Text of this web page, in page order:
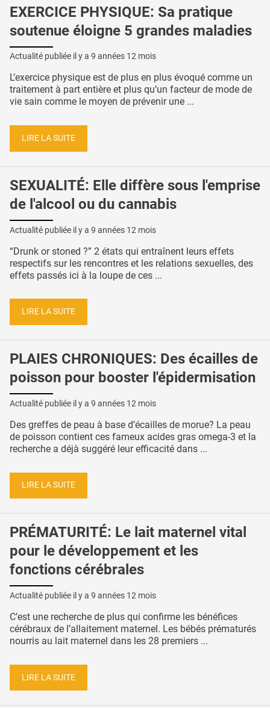
EXERCICE PHYSIQUE: Sa pratique
soutenue éloigne 5 grandes maladies
Actualité publiée il y a 9 années 12 mois
L’exercice physique est de plus en plus évoqué comme un
traitement à part entière et plus qu’un facteur de mode de
vie sain comme le moyen de prévenir une ...
LIRE LA SUITE
SEXUALITÉ: Elle diffère sous l'emprise
de l'alcool ou du cannabis
Actualité publiée il y a 9 années 12 mois
“Drunk or stoned ?” 2 états qui entraînent leurs effets
respectifs sur les rencontres et les relations sexuelles, des
effets passés ici à la loupe de ces ...
LIRE LA SUITE
PLAIES CHRONIQUES: Des écailles de
poisson pour booster l'épidermisation
Actualité publiée il y a 9 années 12 mois
Des greffes de peau à base d’écailles de morue? La peau
de poisson contient ces fameux acides gras omega-3 et la
recherche a déjà suggéré leur efficacité dans ...
LIRE LA SUITE
PRÉMATURITÉ: Le lait maternel vital
pour le développement et les
fonctions cérébrales
Actualité publiée il y a 9 années 12 mois
C’est une recherche de plus qui confirme les bénéfices
cérébraux de l’allaitement maternel. Les bébés prématurés
nourris au lait maternel dans les 28 premiers ...
LIRE LA SUITE